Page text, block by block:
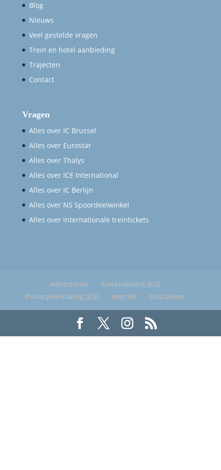
Blog
Nieuws
Veel gestelde vragen
Trein en hotel aanbieding
Trajecten
Contact
Vragen
Alles over IC Brussel
Alles over Eurostar
Alles over Thalys
Alles over ICE International
Alles over IC Berlijn
Alles over NS Spoordeelwinkel
Alles over internationale treintickets
Adverteren
Cookiebeleid (EU)
Privacyverklaring (EU)
Imprint Disclaimer